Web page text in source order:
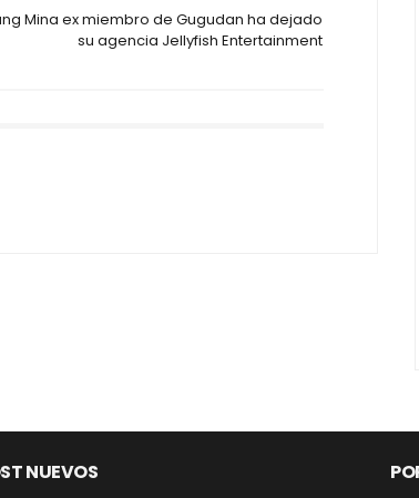
Mina ex miembro de Gugudan ha dejado
su agencia Jellyfish Entertainment
NUEVOS